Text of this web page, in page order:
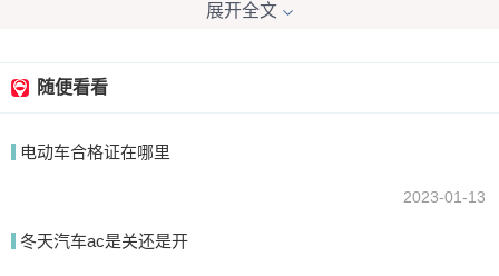
提交
展开全文
随便看看
电动车合格证在哪里
2023-01-13
冬天汽车ac是关还是开